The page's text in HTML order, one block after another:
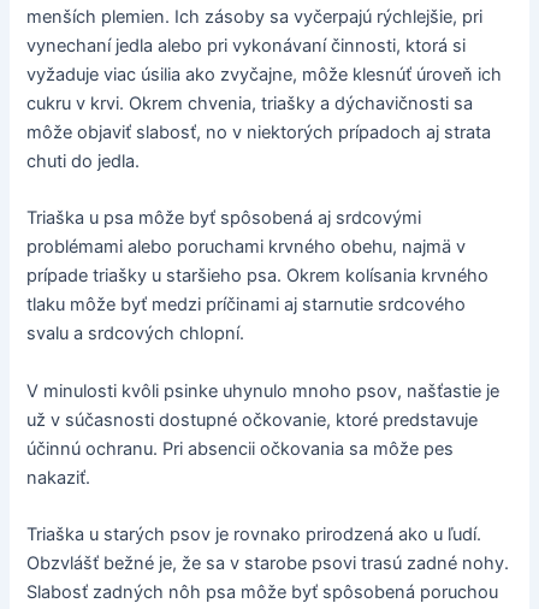
menších plemien. Ich zásoby sa vyčerpajú rýchlejšie, pri
vynechaní jedla alebo pri vykonávaní činnosti, ktorá si
vyžaduje viac úsilia ako zvyčajne, môže klesnúť úroveň ich
cukru v krvi. Okrem chvenia, triašky a dýchavičnosti sa
môže objaviť slabosť, no v niektorých prípadoch aj strata
chuti do jedla.
Triaška u psa môže byť spôsobená aj srdcovými
problémami alebo poruchami krvného obehu, najmä v
prípade triašky u staršieho psa. Okrem kolísania krvného
tlaku môže byť medzi príčinami aj starnutie srdcového
svalu a srdcových chlopní.
V minulosti kvôli psinke uhynulo mnoho psov, našťastie je
už v súčasnosti dostupné očkovanie, ktoré predstavuje
účinnú ochranu. Pri absencii očkovania sa môže pes
nakaziť.
Triaška u starých psov je rovnako prirodzená ako u ľudí.
Obzvlášť bežné je, že sa v starobe psovi trasú zadné nohy.
Slabosť zadných nôh psa môže byť spôsobená poruchou